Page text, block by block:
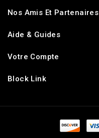
Nos Amis Et Partenaires
Aide & Guides
Votre Compte
Block Link